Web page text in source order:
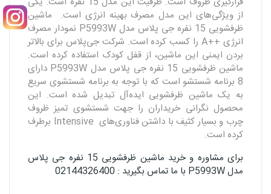
از ویژگی‌های این مدل مصرف بهینه انرژی است. ماشین
ظرفشویی 15 نفره جی پلاس مدل P5993W نمودار مصرف
انرژی ++A را کسب کرده است. شرکت جی‌پلاس برای بالاتر
بردن ایمنی این ماشین، از قفل کودک استفاده کرده است.
ماشین ظرفشویی 15 نفره جی پلاس مدل P5993W دارای
8 برنامه شستشو است که با توجه به برنامه شستشوی سریع
به یک ماشین ظرفشویی ایده‌آل تبدیل شده است. این
محصول نگرانی خریداران را جهت شستشوی تمیز ظروف
چرب و بسیار کثیف با داشتن فناوری‌های Intensive برطرف
کرده است.
برای مشاوره و خرید ماشین ظرفشویی 15 نفره جی پلاس
مدل P5993W با ما تماس بگیرید : 02144326400